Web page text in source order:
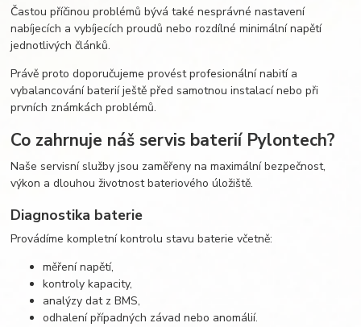
Častou příčinou problémů bývá také nesprávné nastavení
nabíjecích a vybíjecích proudů nebo rozdílné minimální napětí
jednotlivých článků.
Právě proto doporučujeme provést profesionální nabití a
vybalancování baterií ještě před samotnou instalací nebo při
prvních známkách problémů.
Co zahrnuje náš servis baterií Pylontech?
Naše servisní služby jsou zaměřeny na maximální bezpečnost,
výkon a dlouhou životnost bateriového úložiště.
Diagnostika baterie
Provádíme kompletní kontrolu stavu baterie včetně:
měření napětí,
kontroly kapacity,
analýzy dat z BMS,
odhalení případných závad nebo anomálií.